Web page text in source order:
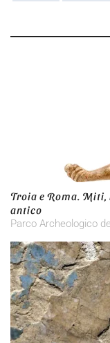
Troia e Roma.
antico
Parco Archeologico